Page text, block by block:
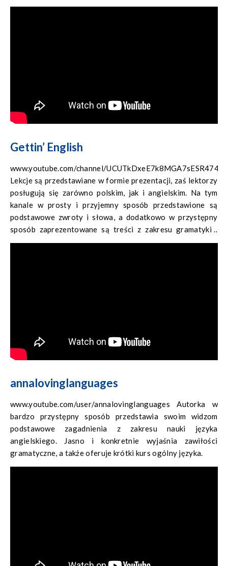
Gettin’ English
www.youtube.com/channel/UCUTkDxeE7k8MGA7sESR474Q
Lekcje są przedstawiane w formie prezentacji, zaś lektorzy
posługują się zarówno polskim, jak i angielskim. Na tym
kanale w prosty i przyjemny sposób przedstawione są
podstawowe zwroty i słowa, a dodatkowo w przystępny
sposób zaprezentowane są treści z zakresu gramatyki i
wymowy.
annalovinglanguages
www.youtube.com/user/annalovinglanguages Autorka w
bardzo przystępny sposób przedstawia swoim widzom
podstawowe zagadnienia z zakresu nauki języka
angielskiego. Jasno i konkretnie wyjaśnia zawiłości
gramatyczne, a także oferuje krótki kurs ogólny języka.